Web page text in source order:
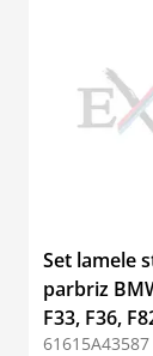
Set lamele
parbriz
F33, F36,
61615A43587